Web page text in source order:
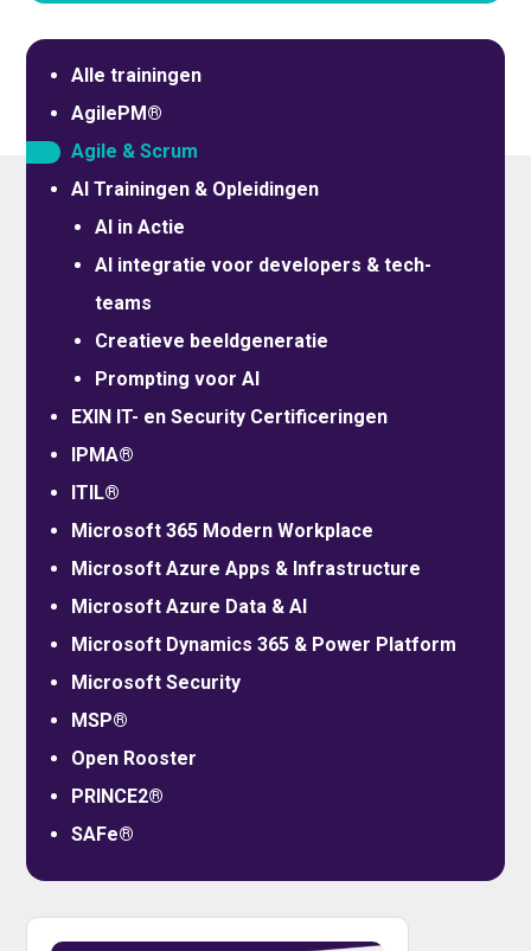
Alle trainingen
AgilePM®
Agile & Scrum
AI Trainingen & Opleidingen
AI in Actie
AI integratie voor developers & tech-
teams
Creatieve beeldgeneratie
Prompting voor AI
EXIN IT- en Security Certificeringen
IPMA®
ITIL®
Microsoft 365 Modern Workplace
Microsoft Azure Apps & Infrastructure
Microsoft Azure Data & AI
Microsoft Dynamics 365 & Power Platform
Microsoft Security
MSP®
Open Rooster
PRINCE2®
SAFe®